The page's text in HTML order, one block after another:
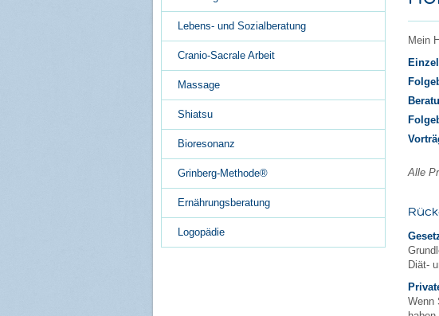
Mein
Alle
Diät-
Wenn
Lebens- und Sozialberatung
Cranio-Sacrale Arbeit
Massage
Shiatsu
Bioresonanz
Grinberg-Methode®
Ernährungsberatung
Logopädie